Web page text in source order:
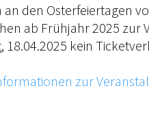
an den Osterfeiertagen
ab Frühjahr 2025 zur
18.04.2025 kein
zur